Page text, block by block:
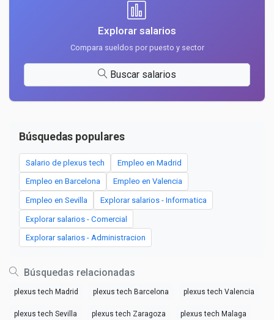
Explorar salarios
Compara sueldos por puesto y sector
Buscar salarios
Búsquedas populares
Salario de plexus tech Empleo en Madrid
Empleo en Barcelona Empleo en Valencia
Empleo en Sevilla Explorar salarios - Informatica
Explorar salarios - Comercial
Explorar salarios - Administracion
Búsquedas relacionadas
plexus tech Madrid plexus tech Barcelona plexus tech Valencia
plexus tech Sevilla plexus tech Zaragoza plexus tech Malaga